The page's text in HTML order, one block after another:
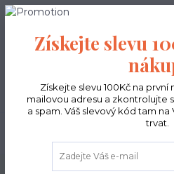
Kabelky ekologické Kabelky
Získejte slevu
Získejte slevu 100Kč na
mailovou adresu a zkontrolujte
a spam. Váš slevový kód tam
trvat.